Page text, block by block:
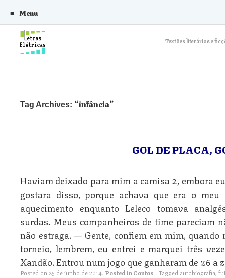
Textões literários e
Menu
Skip to content
Tag Archives: infância
GOL DE PLACA,
Haviam deixado para mim a camisa 2, embora
gostara disso, porque achava que era o meu
aquecimento enquanto Leleco tomava
surdas. Meus companheiros de time pareciam
não estraga. — Gente, confiem em mim,
torneio, lembrem, eu entrei e marquei três
Xandão. Entrou num jogo que ganharam de 26 a
Posted on 25 de junho de 2014. Posted in Contos | Tagged autobiografia,